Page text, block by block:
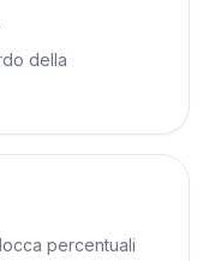
della
percentuali